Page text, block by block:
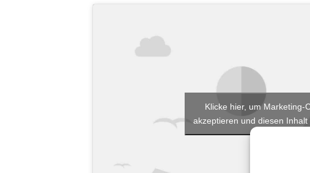
Klicke hier, um Marketing-
akzeptieren und diesen Inhalt